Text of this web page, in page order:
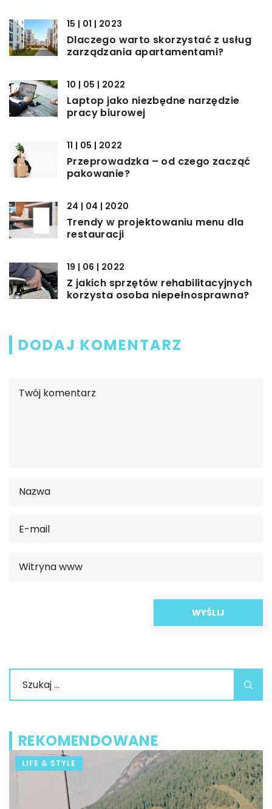
15 | 01 | 2023
Dlaczego warto skorzystać z usług
zarządzania apartamentami?
10 | 05 | 2022
Laptop jako niezbędne narzędzie
pracy biurowej
11 | 05 | 2022
Przeprowadzka – od czego zacząć
pakowanie?
24 | 04 | 2020
Trendy w projektowaniu menu dla
restauracji
19 | 06 | 2022
Z jakich sprzętów rehabilitacyjnych
korzysta osoba niepełnosprawna?
DODAJ KOMENTARZ
REKOMENDOWANE
LIFE & STYLE